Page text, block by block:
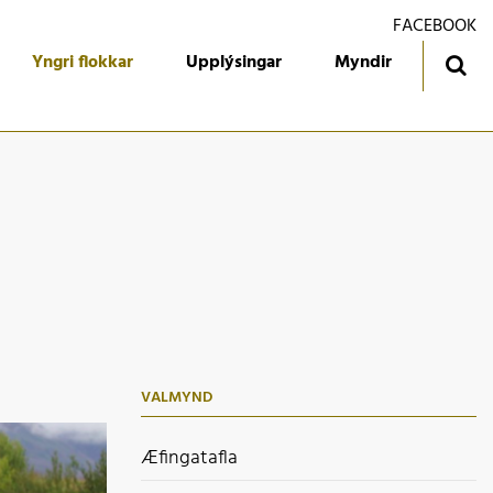
Yngri flokkar Upplýsingar Myndir
FACEBOOK
VALMYND
Æfingatafla